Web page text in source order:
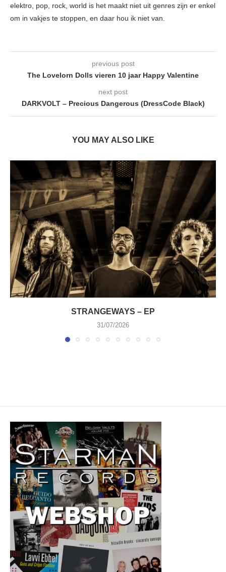
elektro, pop, rock, world is het maakt niet uit genres zijn er enkel
om in vakjes te stoppen, en daar hou ik niet van.
previous post
The Lovelorn Dolls vieren 10 jaar Happy Valentine
next post
DARKVOLT – Precious Dangerous (DressCode Black)
YOU MAY ALSO LIKE
STRANGEWAYS – EP
31/07/2026